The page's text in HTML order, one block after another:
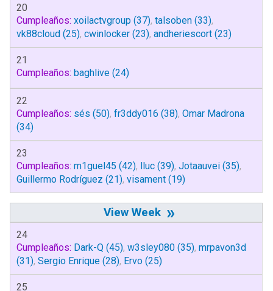
20
Cumpleaños: xoilactvgroup (37), talsoben (33),
vk88cloud (25), cwinlocker (23), andheriescort (23)
21
Cumpleaños: baghlive (24)
22
Cumpleaños: sés (50), fr3ddy016 (38), Omar Madrona
(34)
23
Cumpleaños: m1guel45 (42), lluc (39), Jotaauvei (35),
Guillermo Rodríguez (21), visament (19)
»
24
Cumpleaños: Dark-Q (45), w3sley080 (35), mrpavon3d
(31), Sergio Enrique (28), Ervo (25)
25